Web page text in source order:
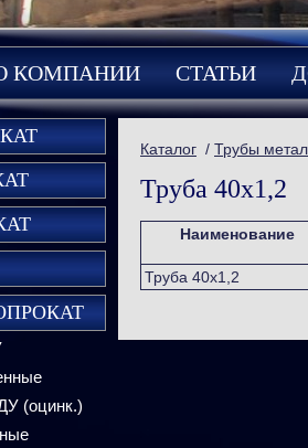
КОМПАНИИ СТАТЬИ
(оцинк.)
Каталог / Трубы
Труба 40х1,2
Наименование
Труба 40х1,2